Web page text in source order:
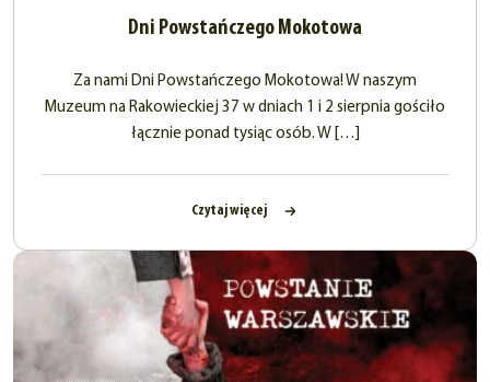
Dni Powstańczego Mokotowa
Za nami Dni Powstańczego Mokotowa! W naszym
Muzeum na Rakowieckiej 37 w dniach 1 i 2 sierpnia gościło
łącznie ponad tysiąc osób. W […]
Czytaj więcej